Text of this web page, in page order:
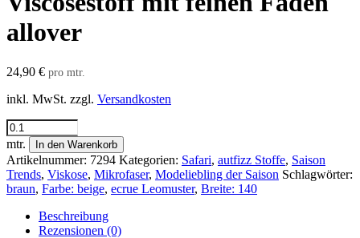
allover
24,90 € pro mtr.
inkl. MwSt. zzgl. Versandkosten
fallender,
bedruckter
Viscosestoff
mit
feinen
Fäden
allover
Menge
mtr. In den Warenkorb
Artikelnummer: 7294 Kategorien: Safari, autfizz Stoffe, Saison
Trends, Viskose, Mikrofaser, Modeliebling der Saison Schlagwörter:
braun, Farbe: beige, ecrue Leomuster, Breite: 140
Beschreibung
Rezensionen (0)